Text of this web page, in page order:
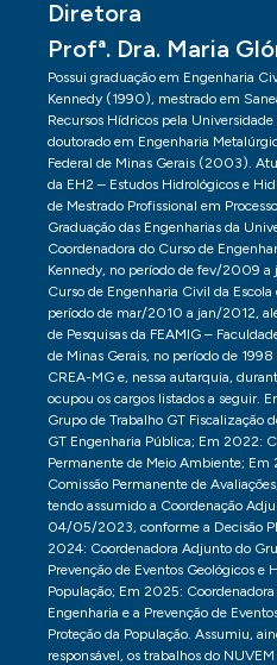
Diretora
Profª. Dra. Maria
Possui graduação em Engenharia
Kennedy (1990), mestrado em
Recursos Hídricos pela
doutorado em Engenharia
Federal de Minas Gerais (2003).
da EH2 – Estudos Hidrológicos e
de Mestrado Profissional em
Graduação das Engenharias da
Coordenadora do Curso de
Kennedy, no período de fev/2009 a
Curso de Engenharia Civil da
período de mar/2010 a jan/2012,
de Pesquisas da FEAMIG –
de Minas Gerais, no período de
CREA-MG e, nessa autarquia,
ocupou os cargos listados a seguir.
Grupo de Trabalho GT Fiscalização
GT Engenharia Pública; Em 2022:
Permanente de Meio Ambiente;
Comissão Permanente de
tendo assumido a Coordenação
04/05/2023, conforme a Decisão
2024: Coordenadora Adjunto do
Prevenção de Eventos Geológicos e
População; Em 2025:
Engenharia e a Prevenção de
Proteção da População. Assumiu,
responsável, os trabalhos do